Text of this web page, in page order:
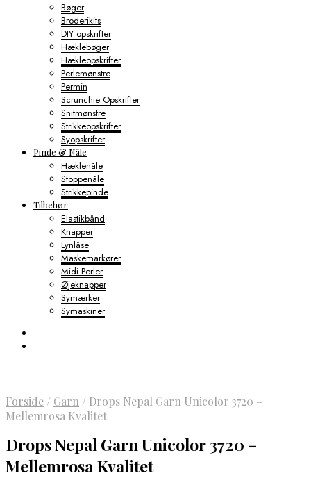
Bøger
Broderikits
DIY opskrifter
Hæklebøger
Hækleopskrifter
Perlemønstre
Permin
Scrunchie Opskrifter
Snitmønstre
Strikkeopskrifter
Syopskrifter
Pinde & Nåle
Hæklenåle
Stoppenåle
Strikkepinde
Tilbehør
Elastikbånd
Knapper
Lynlåse
Maskemarkører
Midi Perler
Øjeknapper
Symærker
Symaskiner
Forside / Garn / Drops Nepal Garn Unicolor 3720 –
Mellemrosa Kvalitet
Drops Nepal Garn Unicolor 3720 –
Mellemrosa Kvalitet